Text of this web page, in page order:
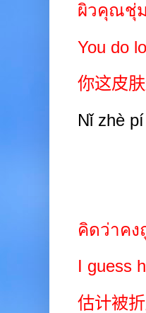
ผิวคุณชุ่ม
You do
你这皮
Nǐ zhè
คิดว่าค
I guess
估计被折